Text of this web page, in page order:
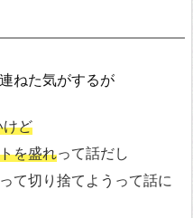
ねた気がするが
ど
を盛れって話だし
て切り捨てようって話に